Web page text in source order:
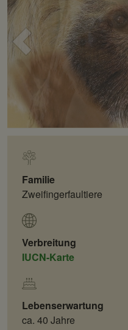
Voriges
Bild
Familie
Zweifingerfaultiere
Verbreitung
IUCN-Karte
Lebenserwartung
ca. 40 Jahre